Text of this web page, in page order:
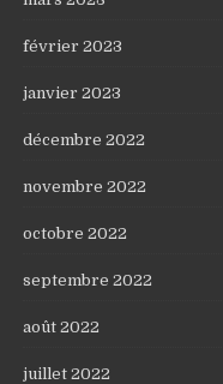
février 2023
janvier 2023
décembre 2022
novembre 2022
octobre 2022
septembre 2022
août 2022
juillet 2022